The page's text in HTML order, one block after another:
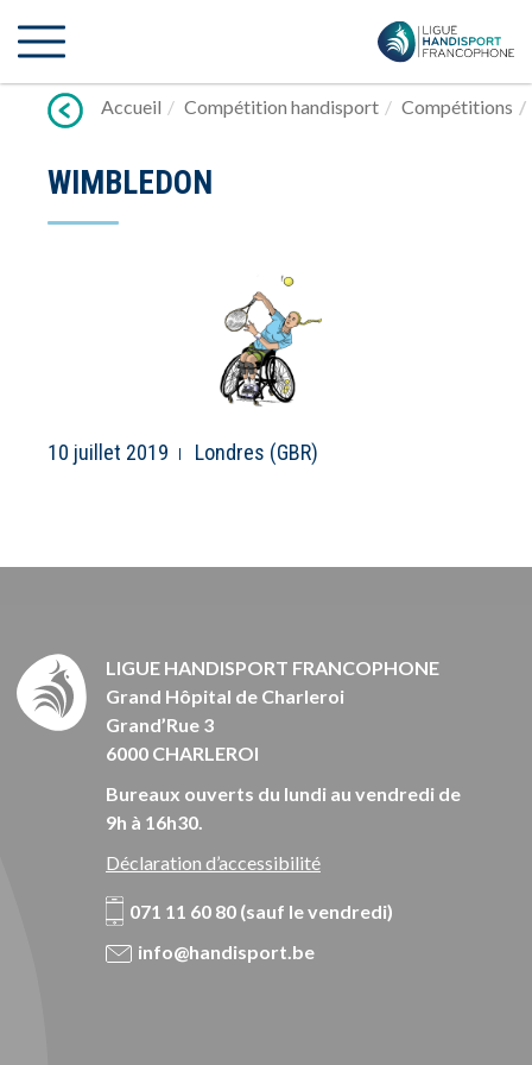
vers
Accueil
Compétition handisport Compétitions
WIMBLEDON
10 juillet 2019 Londres (GBR)
LIGUE HANDISPORT FRANCOPHONE
Grand Hôpital de Charleroi
Grand’Rue 3
6000 CHARLEROI
Bureaux ouverts du lundi au vendredi de
9h à 16h30.
Déclaration d’accessibilité
071 11 60 80 (sauf le vendredi)
info@handisport.be